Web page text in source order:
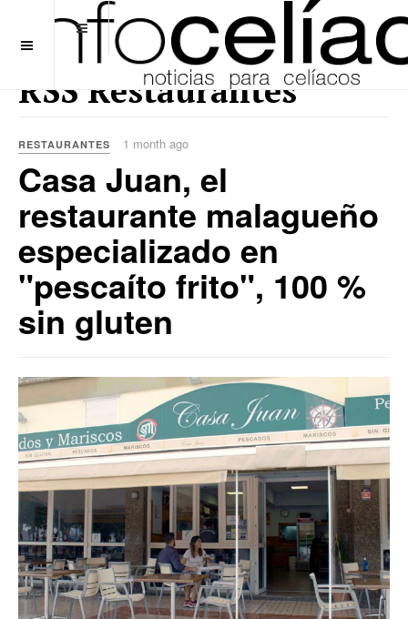
RSS Restaurantes
RESTAURANTES 1 month ago
Casa Juan, el
restaurante malagueño
especializado en
"pescaíto frito", 100 %
sin gluten